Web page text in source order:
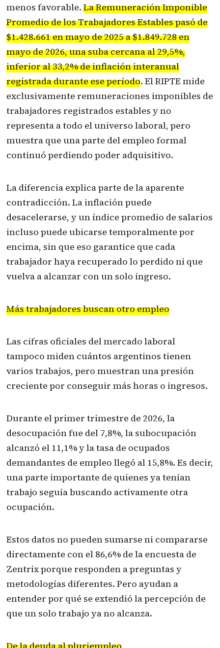
menos favorable. La Remuneración Imponible
Promedio de los Trabajadores Estables pasó de
$1.428.661 en mayo de 2025 a $1.849.728 en
mayo de 2026, una suba cercana al 29,5%,
inferior al 33,2% de inflación interanual
registrada durante ese período. El RIPTE mide
exclusivamente remuneraciones imponibles de
trabajadores registrados estables y no
representa a todo el universo laboral, pero
muestra que una parte del empleo formal
continuó perdiendo poder adquisitivo.
La diferencia explica parte de la aparente
contradicción. La inflación puede
desacelerarse, y un índice promedio de salarios
incluso puede ubicarse temporalmente por
encima, sin que eso garantice que cada
trabajador haya recuperado lo perdido ni que
vuelva a alcanzar con un solo ingreso.
Más trabajadores buscan otro empleo
Las cifras oficiales del mercado laboral
tampoco miden cuántos argentinos tienen
varios trabajos, pero muestran una presión
creciente por conseguir más horas o ingresos.
Durante el primer trimestre de 2026, la
desocupación fue del 7,8%, la subocupación
alcanzó el 11,1% y la tasa de ocupados
demandantes de empleo llegó al 15,8%. Es decir,
una parte importante de quienes ya tenían
trabajo seguía buscando activamente otra
ocupación.
Estos datos no pueden sumarse ni compararse
directamente con el 86,6% de la encuesta de
Zentrix porque responden a preguntas y
metodologías diferentes. Pero ayudan a
entender por qué se extendió la percepción de
que un solo trabajo ya no alcanza.